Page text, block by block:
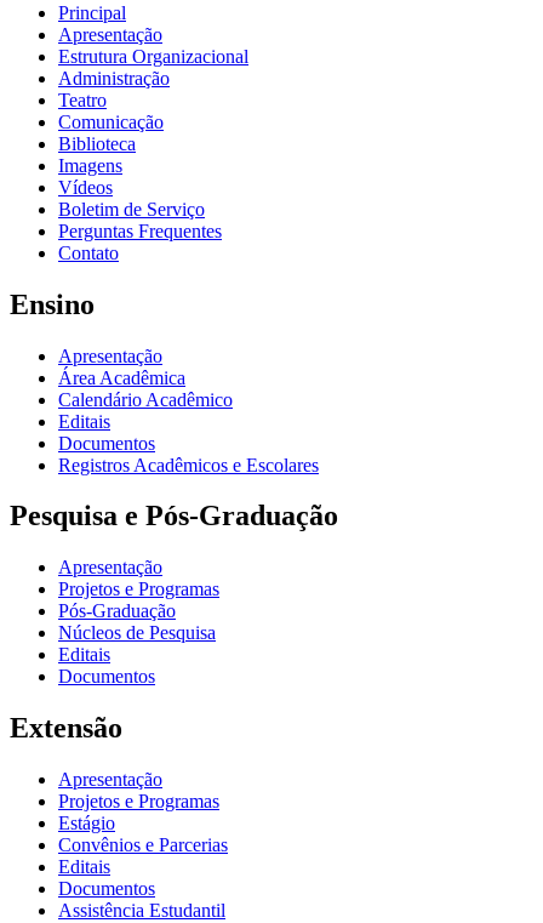
Principal
Apresentação
Estrutura Organizacional
Administração
Teatro
Comunicação
Biblioteca
Imagens
Vídeos
Boletim de Serviço
Perguntas Frequentes
Contato
Ensino
Apresentação
Área Acadêmica
Calendário Acadêmico
Editais
Documentos
Registros Acadêmicos e Escolares
Pesquisa e Pós-Graduação
Apresentação
Projetos e Programas
Pós-Graduação
Núcleos de Pesquisa
Editais
Documentos
Extensão
Apresentação
Projetos e Programas
Estágio
Convênios e Parcerias
Editais
Documentos
Assistência Estudantil